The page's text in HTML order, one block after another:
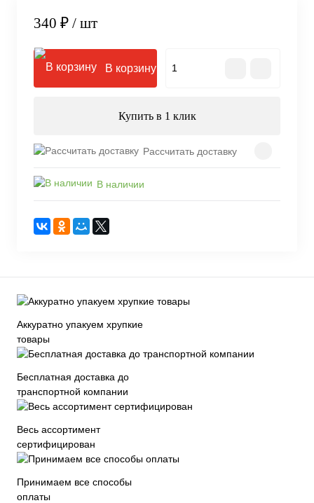
340 ₽ / шт
В корзину
Купить в 1 клик
Рассчитать доставку
В наличии
Аккуратно упакуем хрупкие
товары
Бесплатная доставка до
транспортной компании
Весь ассортимент
сертифицирован
Принимаем все способы
оплаты